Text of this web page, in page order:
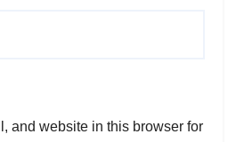
and website in this browser for